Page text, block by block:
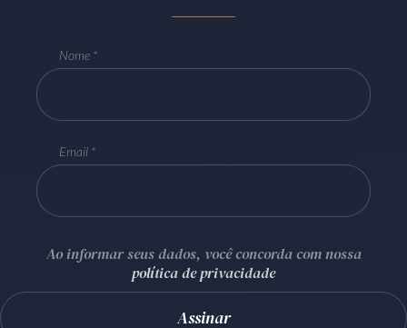
Nome
Email
Ao informar seus dados, você concorda com nossa
política de privacidade